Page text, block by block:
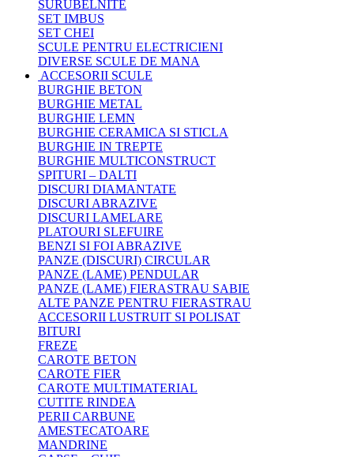
SURUBELNITE
SET IMBUS
SET CHEI
SCULE PENTRU ELECTRICIENI
DIVERSE SCULE DE MANA
ACCESORII SCULE
BURGHIE BETON
BURGHIE METAL
BURGHIE LEMN
BURGHIE CERAMICA SI STICLA
BURGHIE IN TREPTE
BURGHIE MULTICONSTRUCT
SPITURI – DALTI
DISCURI DIAMANTATE
DISCURI ABRAZIVE
DISCURI LAMELARE
PLATOURI SLEFUIRE
BENZI SI FOI ABRAZIVE
PANZE (DISCURI) CIRCULAR
PANZE (LAME) PENDULAR
PANZE (LAME) FIERASTRAU SABIE
ALTE PANZE PENTRU FIERASTRAU
ACCESORII LUSTRUIT SI POLISAT
BITURI
FREZE
CAROTE BETON
CAROTE FIER
CAROTE MULTIMATERIAL
CUTITE RINDEA
PERII CARBUNE
AMESTECATOARE
MANDRINE